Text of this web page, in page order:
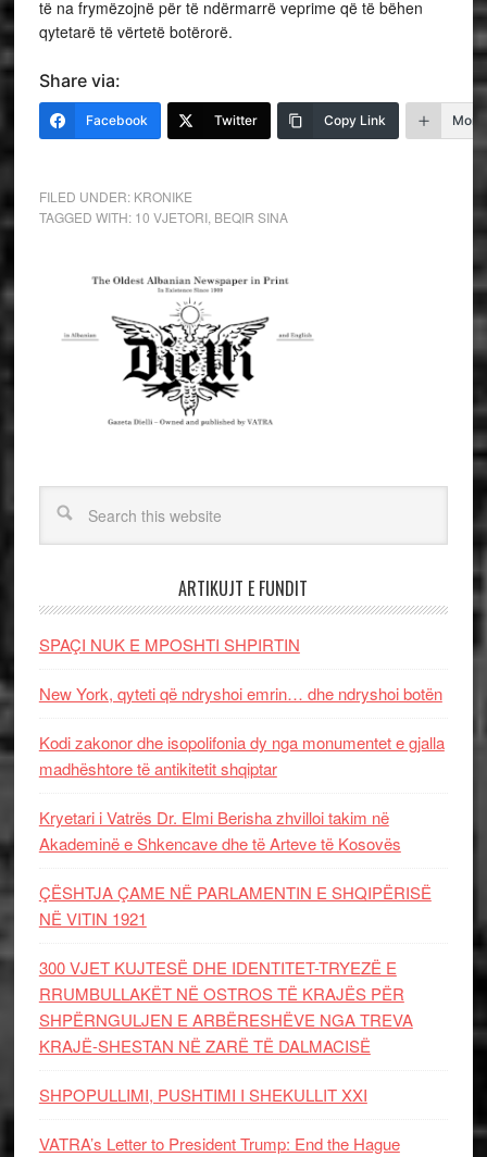
të na frymëzojnë për të ndërmarrë veprime që të bëhen
qytetarë të vërtetë botërorë.
Share via:
Facebook Twitter Copy Link More
FILED UNDER: KRONIKE
TAGGED WITH: 10 VJETORI, BEQIR SINA
ARTIKUJT E FUNDIT
SPAÇI NUK E MPOSHTI SHPIRTIN
New York, qyteti që ndryshoi emrin… dhe ndryshoi botën
Kodi zakonor dhe isopolifonia dy nga monumentet e gjalla
madhështore të antikitetit shqiptar
Kryetari i Vatrës Dr. Elmi Berisha zhvilloi takim në
Akademinë e Shkencave dhe të Arteve të Kosovës
ÇËSHTJA ÇAME NË PARLAMENTIN E SHQIPËRISË
NË VITIN 1921
300 VJET KUJTESË DHE IDENTITET-TRYEZË E
RRUMBULLAKËT NË OSTROS TË KRAJËS PËR
SHPËRNGULJEN E ARBËRESHËVE NGA TREVA
KRAJË-SHESTAN NË ZARË TË DALMACISË
SHPOPULLIMI, PUSHTIMI I SHEKULLIT XXI
VATRA’s Letter to President Trump: End the Hague